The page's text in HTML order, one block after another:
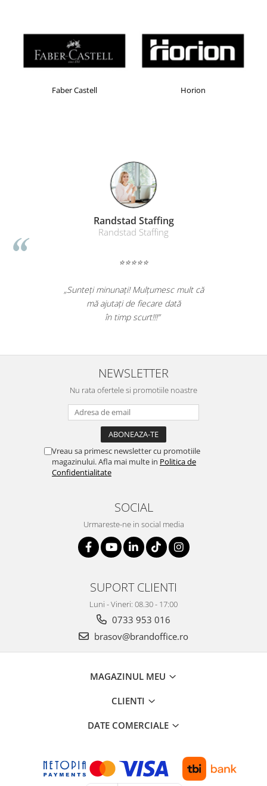
Faber Castell Horion
Randstad Staffing
Randstad Staffing
⭐⭐⭐⭐⭐
„Sunteți minunați! Mulțumesc mult că
mă ajutați de fiecare dată
în timp scurt!!!”
NEWSLETTER
Nu rata ofertele si promotiile noastre
Vreau sa primesc newsletter cu promotiile
magazinului. Afla mai multe in Politica de
Confidentialitate
SOCIAL
Urmareste-ne in social media
SUPORT CLIENTI
Luni - Vineri: 08.30 - 17:00
0733 953 016
brasov@brandoffice.ro
MAGAZINUL MEU
CLIENTI
DATE COMERCIALE